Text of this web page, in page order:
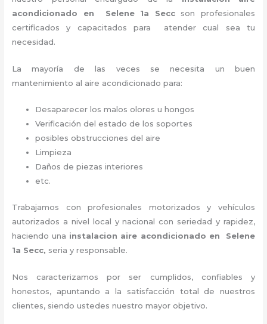
acondicionado en Selene 1a Secc
son profesionales
certificados y capacitados para atender cual sea tu
necesidad.
La mayoría de las veces se necesita un buen
mantenimiento al aire acondicionado para:
Desaparecer los malos olores u hongos
Verificación del estado de los soportes
posibles obstrucciones del aire
Limpieza
Daños de piezas interiores
etc.
Trabajamos con profesionales motorizados y vehículos
autorizados a nivel local y nacional con seriedad y rapidez,
haciendo una instalacion aire acondicionado en Selene
1a Secc, seria y responsable.
Nos caracterizamos por ser cumplidos, confiables y
honestos, apuntando a la satisfacción total de nuestros
clientes, siendo ustedes nuestro mayor objetivo.